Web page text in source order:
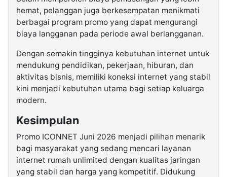
hemat, pelanggan juga berkesempatan menikmati
berbagai program promo yang dapat mengurangi
biaya langganan pada periode awal berlangganan.
Dengan semakin tingginya kebutuhan internet untuk
mendukung pendidikan, pekerjaan, hiburan, dan
aktivitas bisnis, memiliki koneksi internet yang stabil
kini menjadi kebutuhan utama bagi setiap keluarga
modern.
Kesimpulan
Promo ICONNET Juni 2026 menjadi pilihan menarik
bagi masyarakat yang sedang mencari layanan
internet rumah unlimited dengan kualitas jaringan
yang stabil dan harga yang kompetitif. Didukung